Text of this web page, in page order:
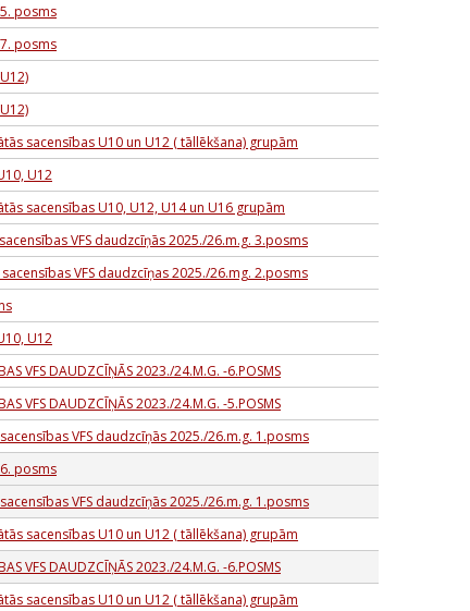
posms
posms
sacensības U10 un U12 ( tāllēkšana) grupām
U12
sacensības U10, U12, U14 un U16 grupām
VFS daudzcīņās 2025./26.m.g. 3.posms
VFS daudzcīņas 2025./26.mg. 2.posms
U12
VFS DAUDZCĪŅĀS 2023./24.M.G. -6.POSMS
VFS DAUDZCĪŅĀS 2023./24.M.G. -5.POSMS
VFS daudzcīņās 2025./26.m.g. 1.posms
posms
VFS daudzcīņās 2025./26.m.g. 1.posms
sacensības U10 un U12 ( tāllēkšana) grupām
VFS DAUDZCĪŅĀS 2023./24.M.G. -6.POSMS
sacensības U10 un U12 ( tāllēkšana) grupām